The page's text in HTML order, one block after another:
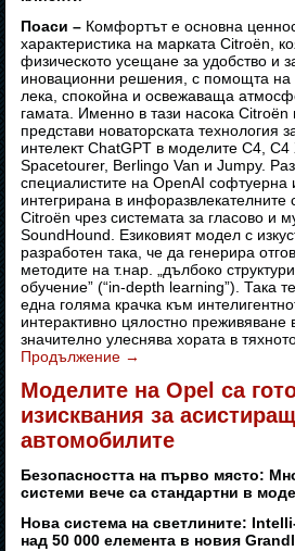
Поаси – Комфортът е основна
характеристика на марката Citroën,
физическото усещане за удобство и
иновационни решения, с помощта на
лека, спокойна и освежаваща
гамата. Именно в тази насока Citroën
представи новаторската технология
интелект ChatGPT в моделите C4,
Spacetourer, Berlingo Van и Jumpy.
специалистите на OpenAI
интегрирана в
Citroën чрез системата за гласово и
SoundHound. Езиковият модел с
разработен така, че да генерира
методите на т.нар. „дълбоко
обучение” (“in-depth learning”). Така
една голяма крачка към
интерактивно цялостно преживяване
значително улеснява хората в
Продължение →
Моделите на Opel са
изисквания за
автомобилите
Безопасността на първо място:
системи вече са стандартни в
Нова система на светлините:
над 50 000 елемента в новия